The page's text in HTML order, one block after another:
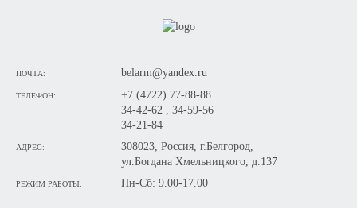
ПОЧТА: belarm@yandex.ru
ТЕЛЕФОН:
+7 (4722) 77-88-88
34-42-62 , 34-59-56
34-21-84
АДРЕС:
308023, Россия, г.Белгород,
ул.Богдана Хмельницкого, д.137
РЕЖИМ РАБОТЫ: Пн-Сб: 9.00-17.00